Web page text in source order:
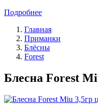
Подробнее
Главная
Приманки
Блёсны
Forest
Блесна Forest